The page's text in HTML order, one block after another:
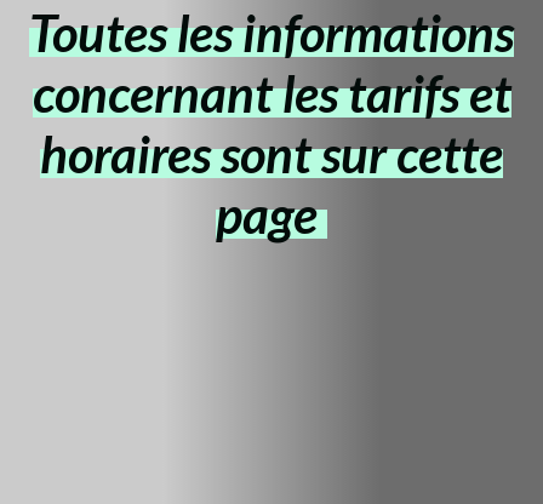
Toutes les informations
concernant les tarifs et
horaires sont sur cette
page